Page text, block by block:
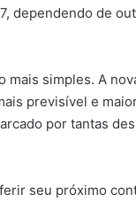
dependendo de
mais simples. A
previsível e
por tantas
seu próximo